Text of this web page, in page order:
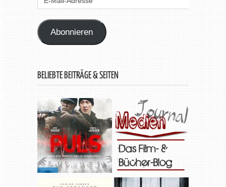
Abonnieren
BELIEBTE BEITRÄGE & SEITEN